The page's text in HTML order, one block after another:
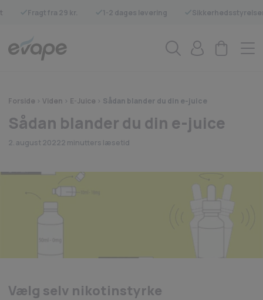
Fragt fra 29 kr. 1-2 dages levering
Forside > Viden > E-Juice > Sådan blander du din e-juice
Sådan blander du din e-juice
2. august 20222 minutters læsetid
Vælg selv nikotinstyrke